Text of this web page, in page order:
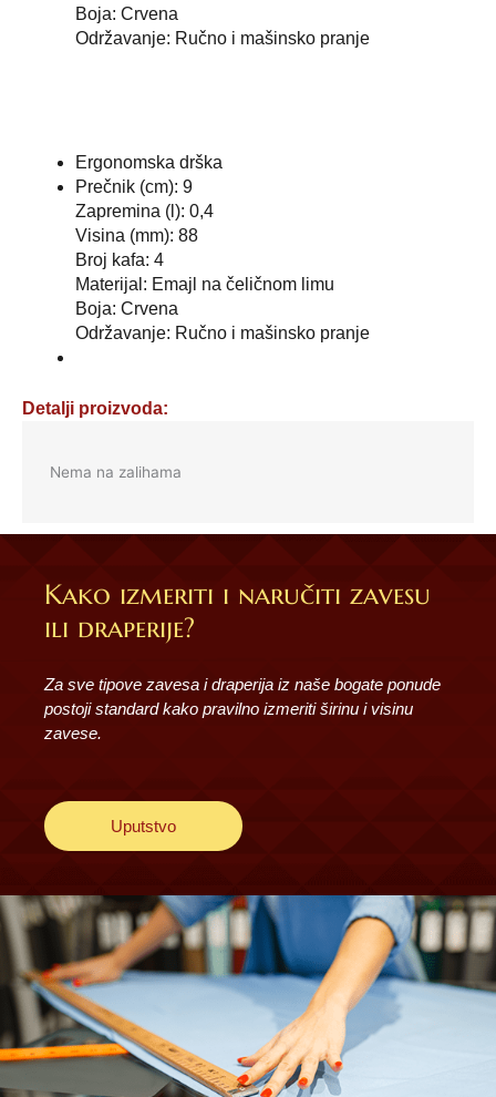
Boja: Crvena
Održavanje: Ručno i mašinsko pranje
Ergonomska drška
Prečnik (cm): 9
Zapremina (l): 0,4
Visina (mm): 88
Broj kafa: 4
Materijal: Emajl na čeličnom limu
Boja: Crvena
Održavanje: Ručno i mašinsko pranje
Detalji proizvoda:
Nema na zalihama
Kako izmeriti i naručiti zavesu
ili draperije?
Za sve tipove zavesa i draperija iz naše bogate ponude
postoji standard kako pravilno izmeriti širinu i visinu
zavese.
Uputstvo